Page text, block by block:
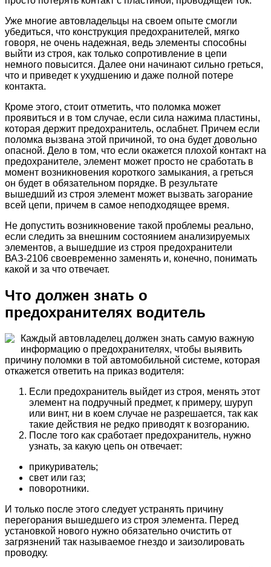
Уже многие автовладельцы на своем опыте смогли
убедиться, что конструкция предохранителей, мягко
говоря, не очень надежная, ведь элементы способны
выйти из строя, как только сопротивление в цепи
немного повысится. Далее они начинают сильно греться,
что и приведет к ухудшению и даже полной потере
контакта.
Кроме этого, стоит отметить, что поломка может
проявиться и в том случае, если сила нажима пластины,
которая держит предохранитель, ослабнет. Причем если
поломка вызвана этой причиной, то она будет довольно
опасной. Дело в том, что если окажется плохой контакт на
предохранителе, элемент может просто не сработать в
момент возникновения короткого замыкания, а греться
он будет в обязательном порядке. В результате
вышедший из строя элемент может вызвать загорание
всей цепи, причем в самое неподходящее время.
Не допустить возникновение такой проблемы реально,
если следить за внешним состоянием анализируемых
элементов, а вышедшие из строя предохранители
ВАЗ-2106 своевременно заменять и, конечно, понимать
какой и за что отвечает.
Что должен знать о
предохранителях водитель
Каждый автовладелец должен знать самую важную
информацию о предохранителях, чтобы выявить
причину поломки в той автомобильной системе, которая
откажется ответить на приказ водителя:
Если предохранитель выйдет из строя, менять этот
элемент на подручный предмет, к примеру, шуруп
или винт, ни в коем случае не разрешается, так как
такие действия не редко приводят к возгоранию.
После того как сработает предохранитель, нужно
узнать, за какую цепь он отвечает:
прикуриватель;
свет или газ;
поворотники.
И только после этого следует устранять причину
перегорания вышедшего из строя элемента. Перед
установкой нового нужно обязательно очистить от
загрязнений так называемое гнездо и заизолировать
проводку.